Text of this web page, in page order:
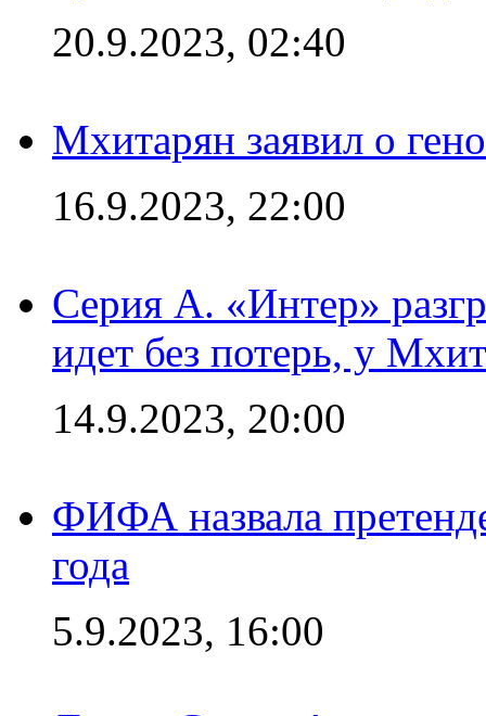
20.9.2023, 02:40
Мхитарян заявил о
16.9.2023, 22:00
Серия А. «Интер»
идет без потерь, у
14.9.2023, 20:00
ФИФА назвала
года
5.9.2023, 16:00